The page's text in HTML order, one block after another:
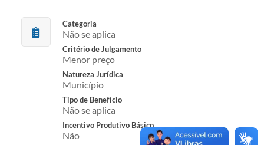
Categoria
Não se aplica
Critério de Julgamento
Menor preço
Natureza Jurídica
Município
Tipo de Benefício
Não se aplica
Incentivo Produtivo Básico
Não